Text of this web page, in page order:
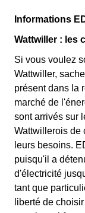
Informations
Wattwiller : les
Si vous voulez
Wattwiller,
présent dans la
marché de
sont arrivés sur
Wattwillerois de
leurs besoins.
puisqu'il a
d'électricité
tant que
liberté de